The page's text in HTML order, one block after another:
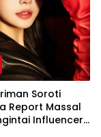
Soroti
Report Massal
Influencer,